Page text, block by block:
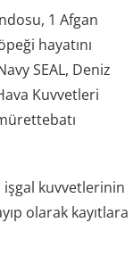
1 Afgan
hayatını
SEAL, Deniz
Kuvvetleri
işgal kuvvetlerinin
olarak kayıtlara